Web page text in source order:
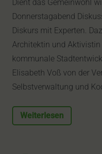
Dient das Gemeinwohl
Donnerstagabend
Diskurs mit Experten.
Architektin und
kommunale
Elisabeth Voß von der
Selbstverwaltung und
Weiterlesen